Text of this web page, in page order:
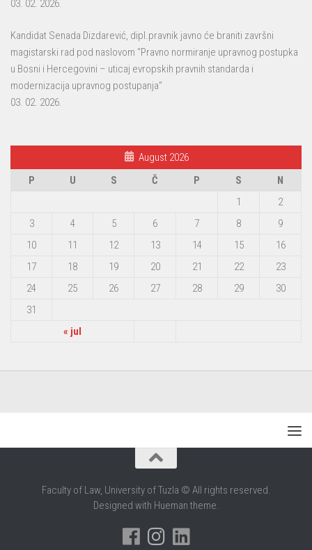
03. 02. 2026.
Kandidat Senada Dizdarević, dipl.pravnik javno će braniti završni
magistarski rad pod naslovom “Pravno normiranje upravnog postupka
u Bosni i Hercegovini – uticaj evropskih pravnih standarda i
modernizacija upravnog postupanja”
03. 02. 2026.
August 2026
P
U S Č P S N
« jul
1
2
3
4 5 6 7 8
9
10
11 12 13 14 15
16
17
18 19 20 21 22
23
24
25 26 27 28 29
30
31
Faculty of Law, University of Tuzla © All rights reserved.
Designed with Hueman theme.